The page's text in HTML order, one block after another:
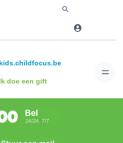
kids.childfocus.be
Ik doe een gift